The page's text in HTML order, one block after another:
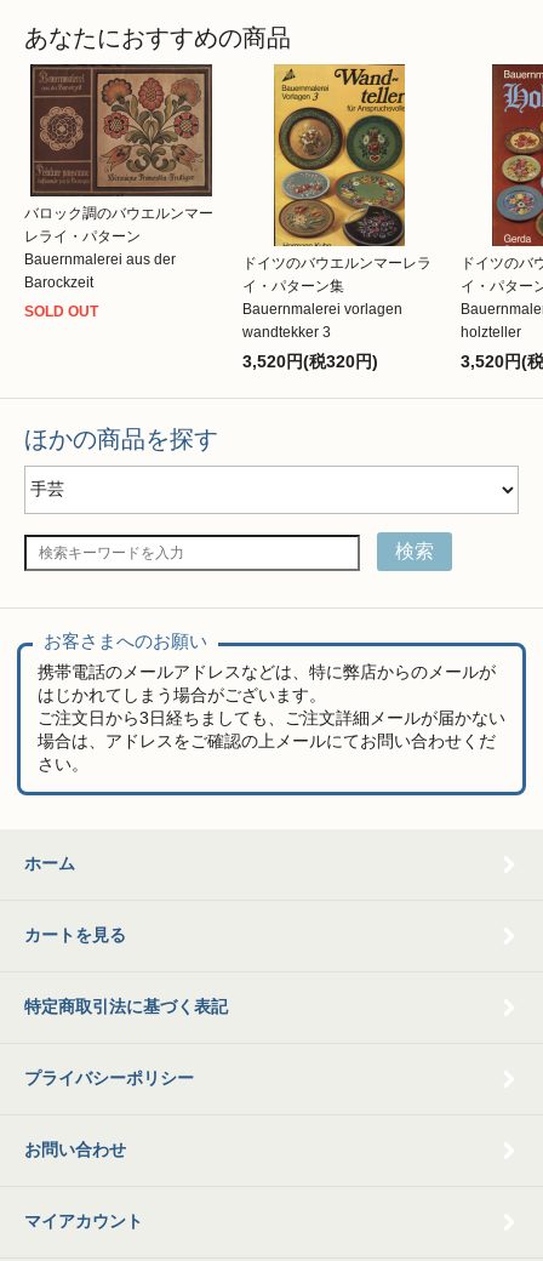
あなたにおすすめの商品
バロック調のバウエルンマー
レライ・パターン
Bauernmalerei aus der
Barockzeit
SOLD OUT
ドイツのバウエルンマーレラ
イ・パターン集
Bauernmalerei vorlagen
wandtekker 3
3,520円(税320円)
ドイツのバ
イ・パタ
holzteller
3,520円(
ほかの商品を探す
検索
お客さまへのお願い
携帯電話のメールアドレスなどは、特に弊店からのメールが
はじかれてしまう場合がございます。
ご注文日から3日経ちましても、ご注文詳細メールが届かない
場合は、アドレスをご確認の上メールにてお問い合わせくだ
さい。
ホーム
カートを見る
特定商取引法に基づく表記
プライバシーポリシー
お問い合わせ
マイアカウント